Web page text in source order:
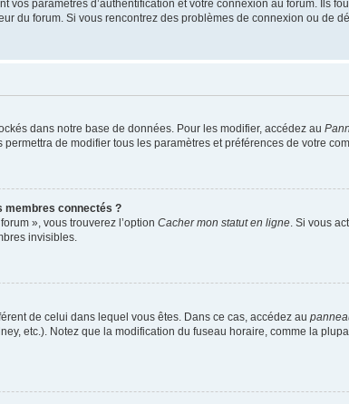
vos paramètres d’authentification et votre connexion au forum. Ils
du forum. Si vous rencontrez des problèmes de connexion ou de
dans notre base de données. Pour les modifier, accédez au
de modifier tous les paramètres et préférences de votre
membres connectés ?
», vous trouverez l’option Cacher mon statut en ligne. Si vous
invisibles.
de celui dans lequel vous êtes. Dans ce cas, accédez au
etc.). Notez que la modification du fuseau horaire, comme la